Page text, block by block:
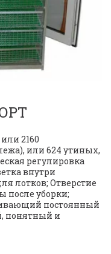
2160
или 624 утиных,
регулировка
внутри
лотков; Отверстие
после уборки;
постоянный
понятный и